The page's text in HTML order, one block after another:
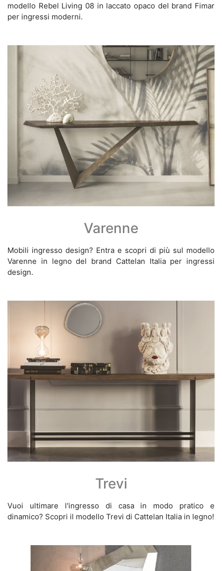
modello Rebel Living 08 in laccato opaco del brand Fimar
per ingressi moderni.
Varenne
Mobili ingresso design? Entra e scopri di più sul modello
Varenne in legno del brand Cattelan Italia per ingressi
design.
Trevi
Vuoi ultimare l'ingresso di casa in modo pratico e
dinamico? Scopri il modello Trevi di Cattelan Italia in legno!